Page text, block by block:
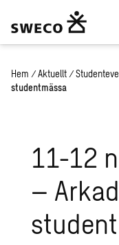
Hem / Aktuellt /
studentmässa
11-12
–